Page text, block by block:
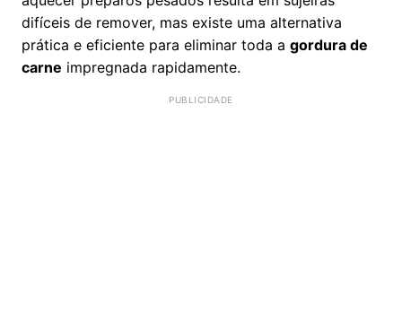
difíceis de remover, mas existe uma alternativa
prática e eficiente para eliminar toda a gordura de
carne impregnada rapidamente.